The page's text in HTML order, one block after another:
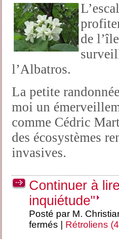
de
l’Albatros.
La petite
moi un
comme Cédric
des écosystèmes
invasives.
Continuer à
inquiétude"
Posté par M.
fermés
Rétroliens